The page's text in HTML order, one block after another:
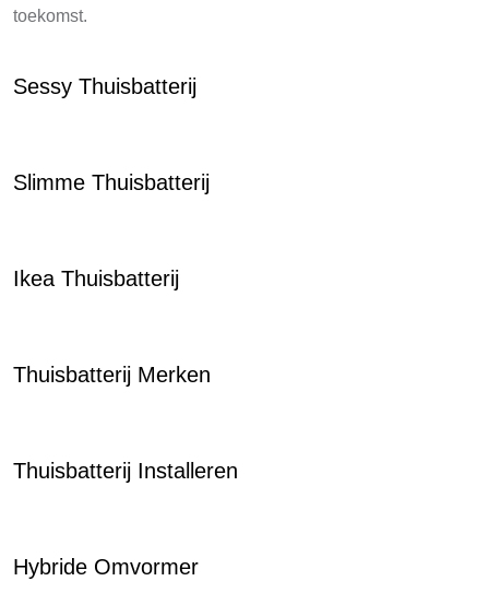
toekomst.
Sessy Thuisbatterij
Slimme Thuisbatterij
Ikea Thuisbatterij
Thuisbatterij Merken
Thuisbatterij Installeren
Hybride Omvormer